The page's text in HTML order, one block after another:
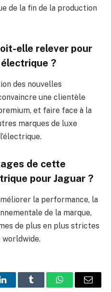
de la fin de la production
elle relever pour
?
des nouvelles
une clientèle
et faire face à la
marques de luxe
de cette
pour Jaguar ?
la performance, la
de la marque,
de plus en plus strictes
worldwide.
LinkedInTumblr WhatsApp
E-